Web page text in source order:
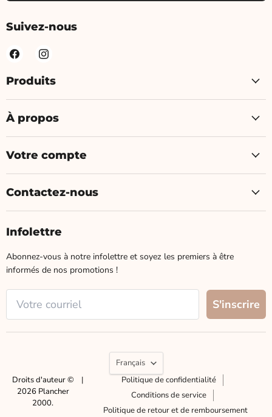
Suivez-nous
Produits
À propos
Votre compte
Contactez-nous
Infolettre
Abonnez-vous à notre infolettre et soyez les premiers à être
informés de nos promotions !
Langue
Français
Droits d'auteur ©
2026 Plancher
2000.
|
Politique de confidentialité
Conditions de service
Politique de retour et de remboursement